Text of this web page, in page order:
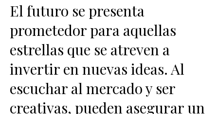
El futuro se presenta
prometedor para aquellas
estrellas que se atreven a
invertir en nuevas ideas. Al
escuchar al mercado y ser
creativas, pueden asegurar un